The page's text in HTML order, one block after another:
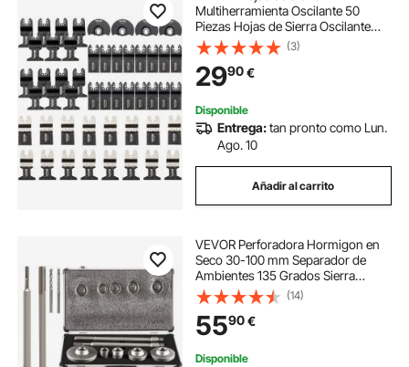
mesa de trabajo carnicero
Multiherramienta Oscilante 50
Piezas Hojas de Sierra Oscilante
Cuchillas de Herramientas
Oscilantes Material de HCS + Acero
Inoxidable para Madera y Metal
(3)
2990€
Disponible
Entrega:tan pronto como Lun.
Ago. 10
Añadir al carrito
VEVOR Perforadora Hormigon en
Seco 30-100 mm Separador de
Ambientes 135 Grados Sierra
Corona Perforadora Hormigón
Broca de Perforación de Aleación
Sierra Corona Perforadora
Hormigon En Seco
(14)
5590€
Disponible